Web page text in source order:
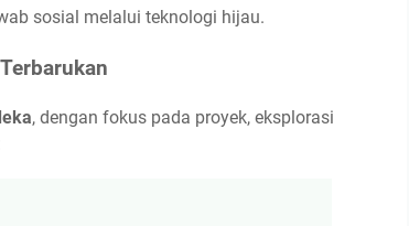
sosial melalui teknologi hijau.
, dengan fokus pada proyek, eksplorasi